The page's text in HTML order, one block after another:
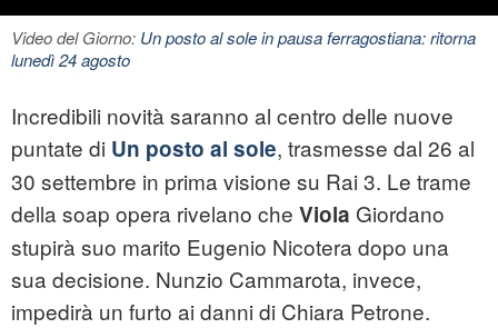
Video del Giorno: Un posto al sole in pausa ferragostiana: ritorna
lunedì 24 agosto
Incredibili novità saranno al centro delle nuove
puntate di Un posto al sole, trasmesse dal 26 al
30 settembre in prima visione su Rai 3. Le trame
della soap opera rivelano che Viola Giordano
stupirà suo marito Eugenio Nicotera dopo una
sua decisione. Nunzio Cammarota, invece,
impedirà un furto ai danni di Chiara Petrone.